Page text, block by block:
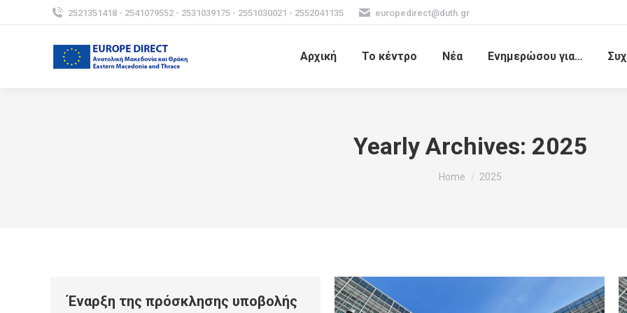
2521351418 - 2541079552 - 2531039175 - 2551030021 - 2552041135 europedirect@duth.gr
Αρχική Το κέντρο Νέα Ενημερώσου για…
Yearly Archives: 2025
You are here:
Home 2025
Έναρξη της πρόσκλησης υποβολής